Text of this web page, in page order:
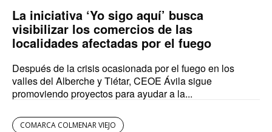
La iniciativa ‘Yo sigo aquí’ busca
visibilizar los comercios de las
localidades afectadas por el fuego
Después de la crisis ocasionada por el fuego en los
valles del Alberche y Tiétar, CEOE Ávila sigue
promoviendo proyectos para ayudar a la...
COMARCA COLMENAR VIEJO